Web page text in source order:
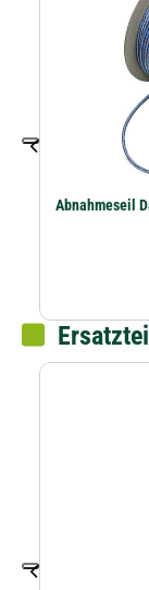
Abnahmeseil